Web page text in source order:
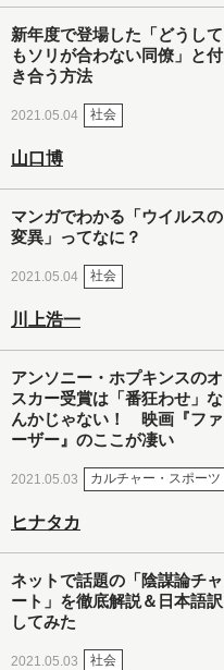
新年度で登場した「どうして
もソリが合わない同僚」と付
き合う方法
2021.05.04 社会
山口博
マンガでわかる「ウイルスの
変異」ってなに？
2021.05.04 社会
川上浩一
アンソニー・ホプキンスのオ
スカー受賞は「番狂わせ」な
んかじゃない！ 映画『ファ
ーザー』のここが凄い
2021.05.03 カルチャー・スポーツ
ヒナタカ
ネットで話題の「陰謀論チャ
ート」を徹底解説＆日本語訳
してみた
2021.05.03 社会